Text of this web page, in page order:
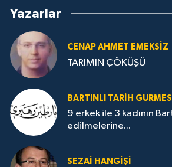
Yazarlar
CENAP AHMET EMEKSİZ
TARIMIN ÇÖKÜŞÜ
BARTINLI TARIH GURMESI
9 erkek ile 3 kadının
edilmelerine...
SEZAI HANGİŞİ